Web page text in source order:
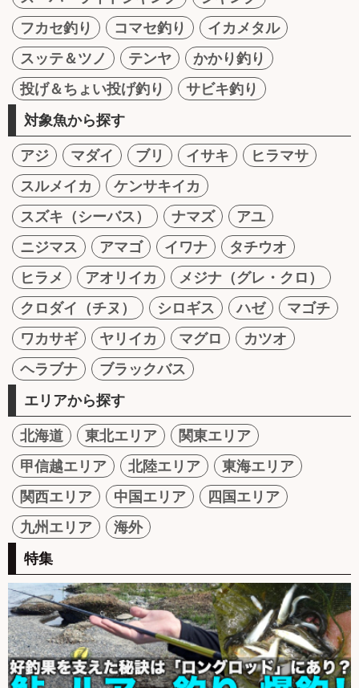
フカセ釣り
コマセ釣り
イカメタル
スッテ＆ツノ
テンヤ
かかり釣り
投げ＆ちょい投げ釣り
サビキ釣り
対象魚から探す
アジ マダイ ブリ イサキ
ヒラマサ
スルメイカ
ケンサキイカ
スズキ（シーバス）
ナマズ
アユ
ニジマス
アマゴ イワナ
タチウオ
ヒラメ
アオリイカ
メジナ（グレ・クロ）
クロダイ（チヌ）
シロギス ハゼ
マゴチ
ワカサギ
ヤリイカ マグロ
カツオ
ヘラブナ
ブラックバス
エリアから探す
北海道 東北エリア
関東エリア
甲信越エリア
北陸エリア
東海エリア
関西エリア
中国エリア
四国エリア
九州エリア
海外
特集